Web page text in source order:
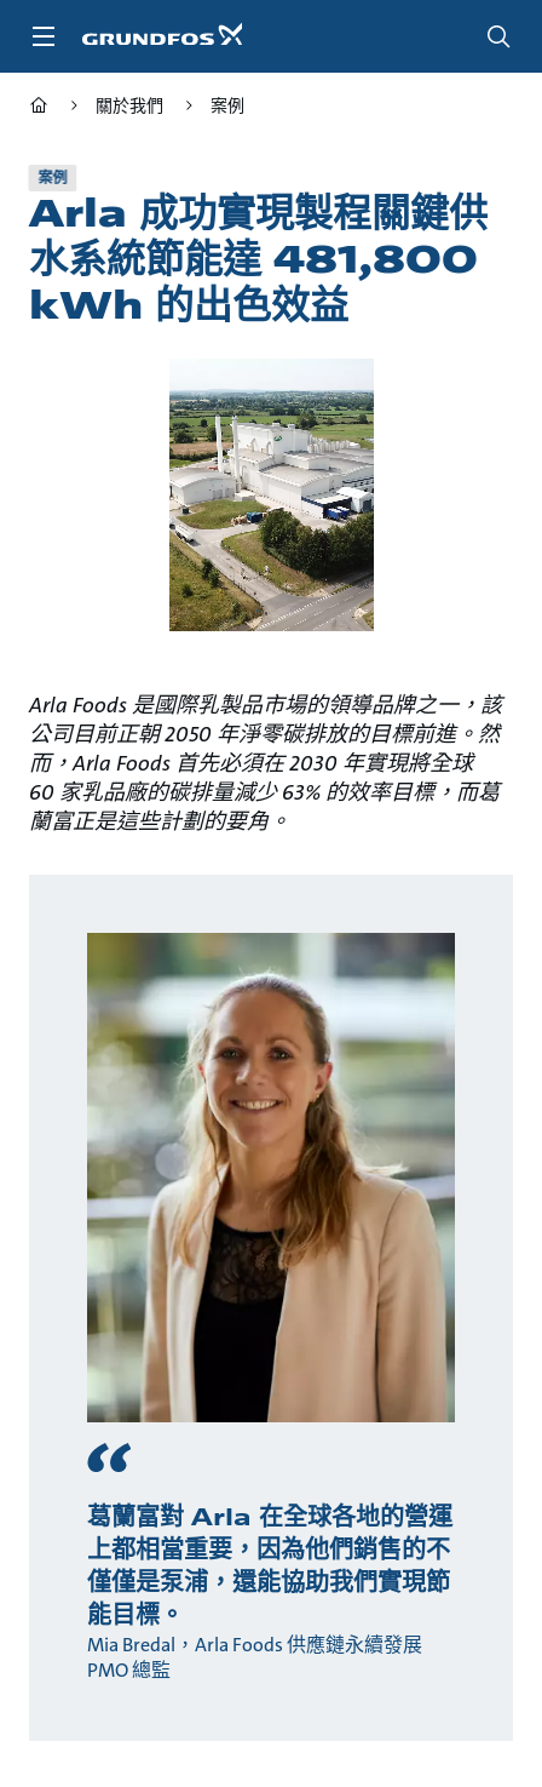
關於我們 案例
案例
Arla 成功實現製程關鍵供
水系統節能達 481,800
kWh 的出色效益
Arla Foods 是國際乳製品市場的領導品牌之一，該
公司目前正朝 2050 年淨零碳排放的目標前進。然
而，Arla Foods 首先必須在 2030 年實現將全球
60 家乳品廠的碳排量減少 63% 的效率目標，而葛
蘭富正是這些計劃的要角。
葛蘭富對 Arla 在全球各地的營運
上都相當重要，因為他們銷售的不
僅僅是泵浦，還能協助我們實現節
能目標。
Mia Bredal，Arla Foods 供應鏈永續發展
PMO 總監